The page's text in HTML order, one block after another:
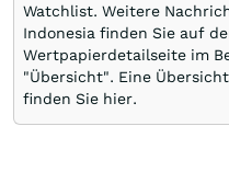
Watchlist. Weitere
Indonesia finden Sie auf
Wertpapierdetailseite im
"Übersicht". Eine
finden Sie hier.